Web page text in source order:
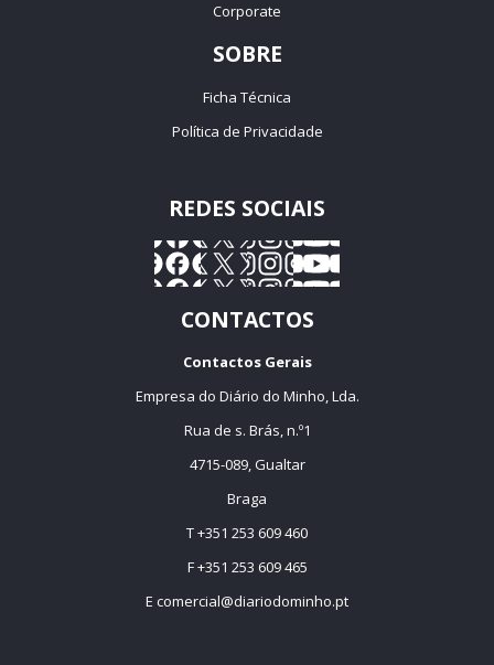
Corporate
SOBRE
Ficha Técnica
Política de Privacidade
REDES SOCIAIS
CONTACTOS
Contactos Gerais
Empresa do Diário do Minho, Lda.
Rua de s. Brás, n.º1
4715-089, Gualtar
Braga
T +351 253 609 460
F +351 253 609 465
E comercial@diariodominho.pt